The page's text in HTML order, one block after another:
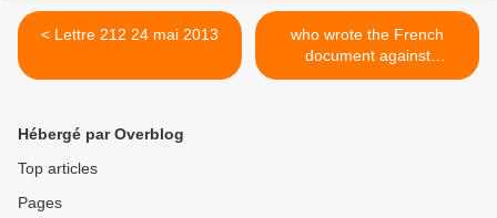
< Lettre 212 24 mai 2013
who wrote the French
document against
MON810? >
Hébergé par Overblog
Top articles
Pages